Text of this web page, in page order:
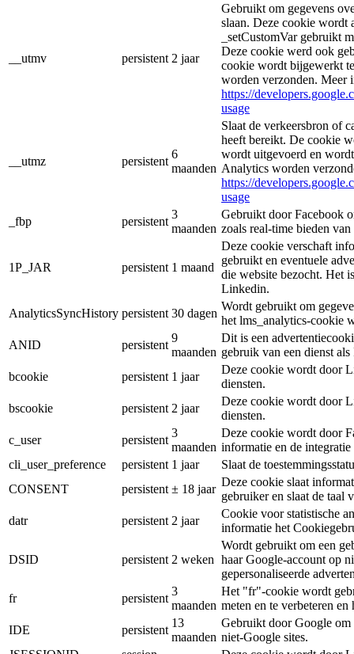
__utmv persistent 2 jaar
Gebruikt om gegevens
slaan. Deze cookie wordt
_setCustomVar gebruikt
Deze cookie werd ook
cookie wordt bijgewerkt
worden verzonden. Meer
https://
usage
__utmz persistent
6
maanden
Slaat de verkeersbron of
heeft bereikt. De cookie
wordt uitgevoerd en
Analytics worden
https://
usage
_fbp
persistent
3
maanden
Gebruikt door Facebook
zoals real-time bieden van
1P_JAR persistent 1 maand
Deze cookie verschaft
gebruikt en eventuele
die website bezocht. Het
Linkedin.
AnalyticsSyncHistory persistent 30 dagen
Wordt gebruikt om
het lms_analytics-cookie
ANID
persistent
9
maanden
Dit is een
gebruik van een dienst
bcookie
persistent 1 jaar
Deze cookie wordt door
diensten.
bscookie
persistent 2 jaar
Deze cookie wordt door
diensten.
c_user
persistent
3
maanden
Deze cookie wordt door
informatie en de
cli_user_preference
persistent 1 jaar
Slaat de
CONSENT
persistent ± 18 jaar
Deze cookie slaat
gebruiker en slaat de taal
datr
persistent 2 jaar
Cookie voor statistische
informatie het
DSID persistent 2 weken
Wordt gebruikt om een
haar Google-account op
gepersonaliseerde
fr
persistent
3
maanden
Het "fr"-cookie wordt
meten en te verbeteren
IDE
persistent
13
maanden
Gebruikt door Google om
niet-Google sites.